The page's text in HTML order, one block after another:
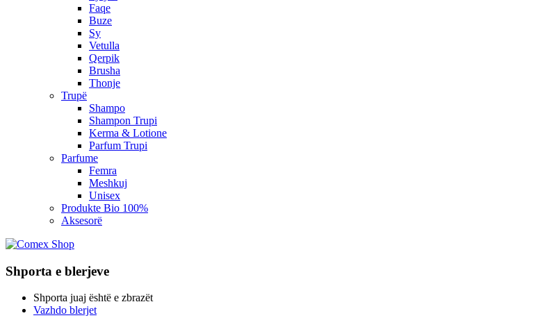
Faqe
Buze
Sy
Vetulla
Qerpik
Brusha
Thonje
Trupë
Shampo
Shampon Trupi
Kerma & Lotione
Parfum Trupi
Parfume
Femra
Meshkuj
Unisex
Produkte Bio 100%
Aksesorë
Shporta e blerjeve
Shporta juaj është e zbrazët
Vazhdo blerjet